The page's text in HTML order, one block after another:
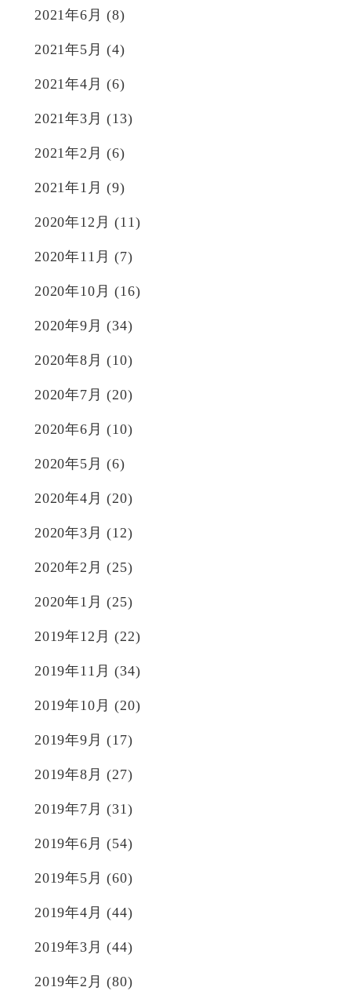
2021年6月 (8)
2021年5月 (4)
2021年4月 (6)
2021年3月 (13)
2021年2月 (6)
2021年1月 (9)
2020年12月 (11)
2020年11月 (7)
2020年10月 (16)
2020年9月 (34)
2020年8月 (10)
2020年7月 (20)
2020年6月 (10)
2020年5月 (6)
2020年4月 (20)
2020年3月 (12)
2020年2月 (25)
2020年1月 (25)
2019年12月 (22)
2019年11月 (34)
2019年10月 (20)
2019年9月 (17)
2019年8月 (27)
2019年7月 (31)
2019年6月 (54)
2019年5月 (60)
2019年4月 (44)
2019年3月 (44)
2019年2月 (80)